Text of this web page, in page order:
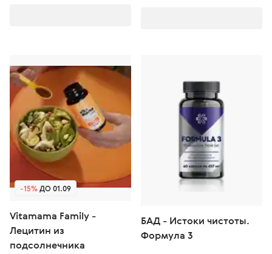
-15%ДО 01.09
Vitamama Family -
Лецитин из
подсолнечника
БАД - Истоки чистоты.
Формула 3